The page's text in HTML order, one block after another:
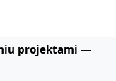
projektami —